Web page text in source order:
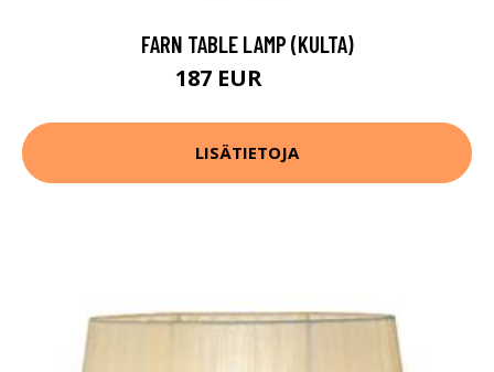
FARN TABLE LAMP (KULTA)
187 EUR
LISÄTIETOJA